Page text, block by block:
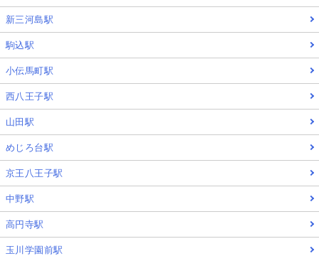
新三河島駅
駒込駅
小伝馬町駅
西八王子駅
山田駅
めじろ台駅
京王八王子駅
中野駅
高円寺駅
玉川学園前駅